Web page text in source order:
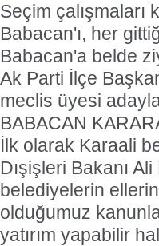
Seçim
Babacan'ı, her
Babacan'a belde
Ak Parti İlçe
meclis üyesi
BABACAN
İlk olarak Karaali
Dışişleri Bakanı
belediyelerin
olduğumuz
yatırım yapabilir